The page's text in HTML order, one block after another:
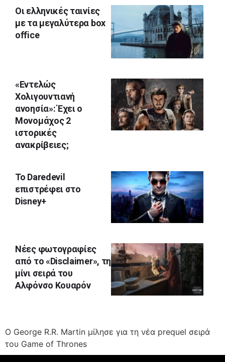
Οι ελληνικές ταινίες
με τα μεγαλύτερα box
office
«Εντελώς
Χολιγουντιανή
ανοησία»: Έχει ο
Μονομάχος 2
ιστορικές
ανακρίβειες;
Το Daredevil
επιστρέφει στο
Disney+
Νέες φωτογραφίες
από το «Disclaimer», τη
μίνι σειρά του
Αλφόνσο Κουαρόν
Ο George R.R. Martin μίλησε για τη νέα prequel σειρά
του Game of Thrones